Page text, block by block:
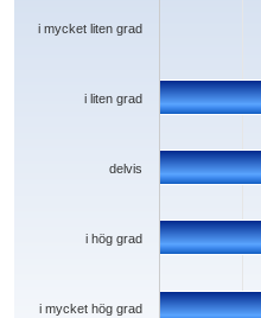
i mycket hög grad
i hög grad
delvis
i liten grad
i mycket liten grad